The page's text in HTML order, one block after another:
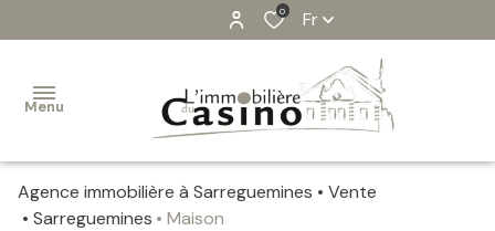
0 Fr
Menu
VENTES
Agence immobilière à Sarreguemines
Vente
Sarreguemines
Maison